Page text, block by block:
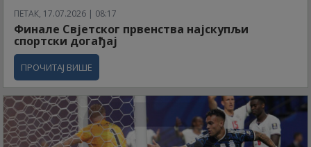
ПЕТАК, 17.07.2026 | 08:17
Финале Свјетског првенства најскупљи
спортски догађај
ПРОЧИТАЈ ВИШЕ